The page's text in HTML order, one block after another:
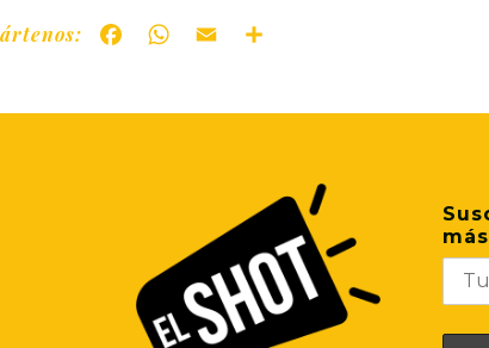
FacebookWhatsApp
Email